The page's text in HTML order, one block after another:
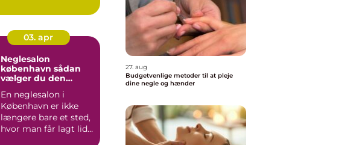
følelsen af...
03. apr
Neglesalon
københavn sådan
vælger du den
En neglesalon i
København er ikke
længere bare et sted,
hvor man får lagt lidt
27. aug
Budgetvenlige metoder til at pleje
dine negle og hænder